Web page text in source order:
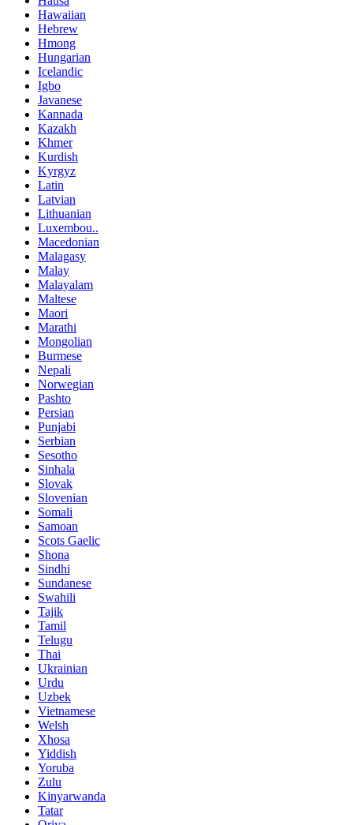
Hawaiian
Hebrew
Hmong
Hungarian
Icelandic
Igbo
Javanese
Kannada
Kazakh
Khmer
Kurdish
Kyrgyz
Latin
Latvian
Lithuanian
Luxembou..
Macedonian
Malagasy
Malay
Malayalam
Maltese
Maori
Marathi
Mongolian
Burmese
Nepali
Norwegian
Pashto
Persian
Punjabi
Serbian
Sesotho
Sinhala
Slovak
Slovenian
Somali
Samoan
Scots Gaelic
Shona
Sindhi
Sundanese
Swahili
Tajik
Tamil
Telugu
Thai
Ukrainian
Urdu
Uzbek
Vietnamese
Welsh
Xhosa
Yiddish
Yoruba
Zulu
Kinyarwanda
Tatar